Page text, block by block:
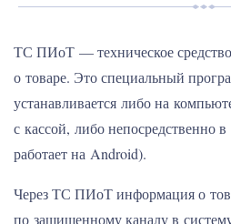
ТС ПИоТ — техническое
о товаре. Это специальный
устанавливается либо на
с кассой, либо непосредственно
работает на Android).
Через ТС ПИоТ информация о
по защищенному каналу в